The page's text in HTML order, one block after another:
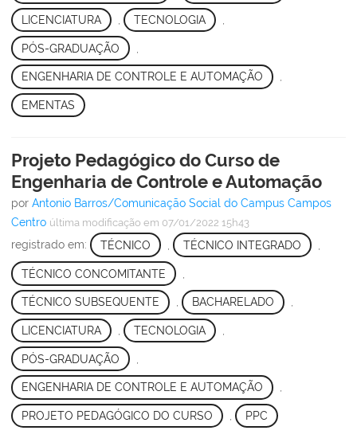
LICENCIATURA TECNOLOGIA
PÓS-GRADUAÇÃO
ENGENHARIA DE CONTROLE E AUTOMAÇÃO ,
EMENTAS
Projeto Pedagógico do Curso de
Engenharia de Controle e Automação
por Antonio Barros/Comunicação Social do Campus Campos
Centro última modificação em 07/01/2022 15h43
registrado em: TÉCNICO TÉCNICO INTEGRADO
TÉCNICO CONCOMITANTE
TÉCNICO SUBSEQUENTE , BACHARELADO ,
LICENCIATURA TECNOLOGIA
PÓS-GRADUAÇÃO
ENGENHARIA DE CONTROLE E AUTOMAÇÃO ,
PROJETO PEDAGÓGICO DO CURSO PPC